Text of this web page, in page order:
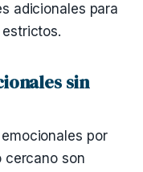
adicionales para
sin
por
cercano son